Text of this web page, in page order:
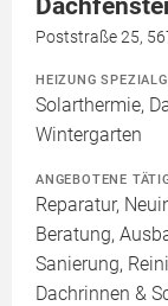
Poststraße 25,
HEIZUNG
Solarthermie,
Wintergarten
ANGEBOTENE
Reparatur,
Beratung,
Sanierung,
Dachrinnen &